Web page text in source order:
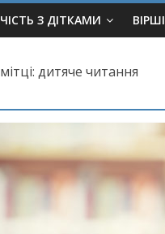
З ДІТКАМИ ВІРШІ
дитяче читання